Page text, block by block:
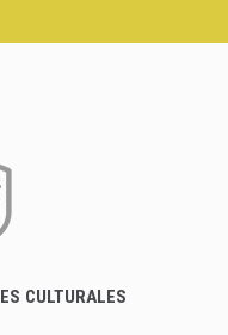
CULTURALES